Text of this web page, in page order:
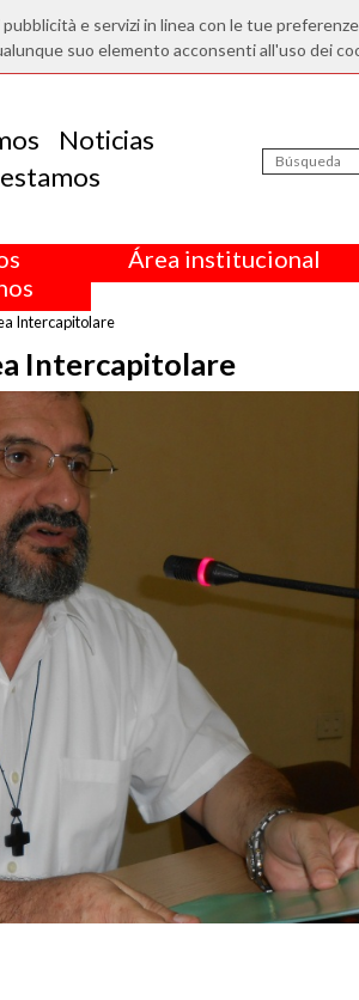
e servizi in linea con le tue
suo elemento acconsenti all'uso dei
Noticias
Área institucional
Intercapitolare
Intercapitolare